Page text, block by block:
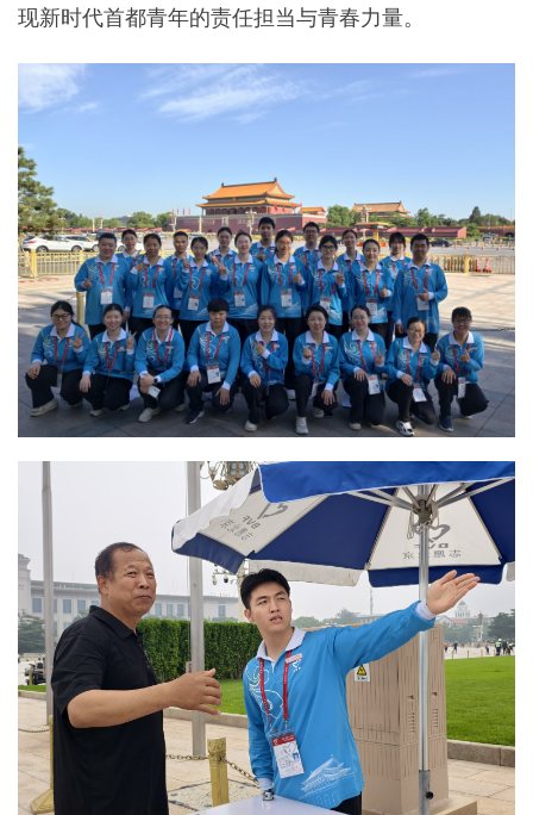
现新时代首都青年的责任担当与青春力量。